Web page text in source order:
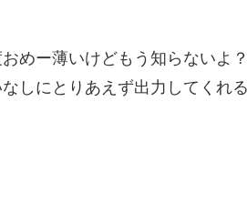
めー薄いけどもう知らない
しにとりあえず出力してく